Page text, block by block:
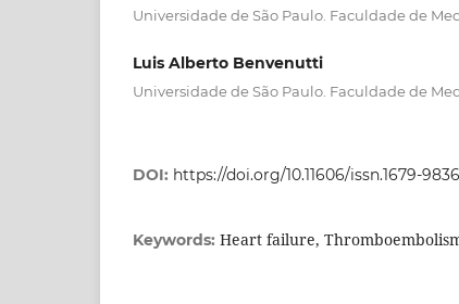
Universidade de São Paulo. Faculdade de
Luis Alberto Benvenutti
Universidade de São Paulo. Faculdade de
DOI: https://doi.org/10.11606/issn.1679-
Keywords: Heart failure,